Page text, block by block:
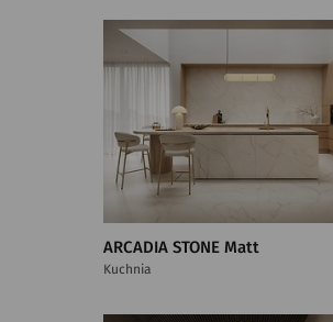
ARCADIA STONE Matt
Kuchnia